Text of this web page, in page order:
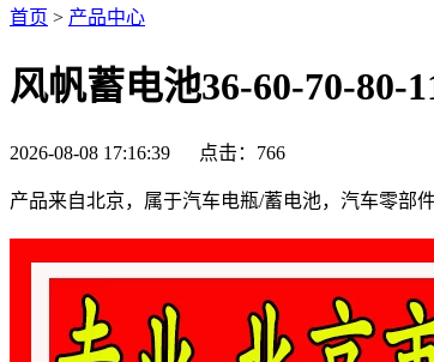
首页 > 产品中心
风帆蓄电池36-60-70-
2026-08-08 17:16:39 点击： 766
产品来自北京，属于汽车电瓶/蓄电池，汽车零部